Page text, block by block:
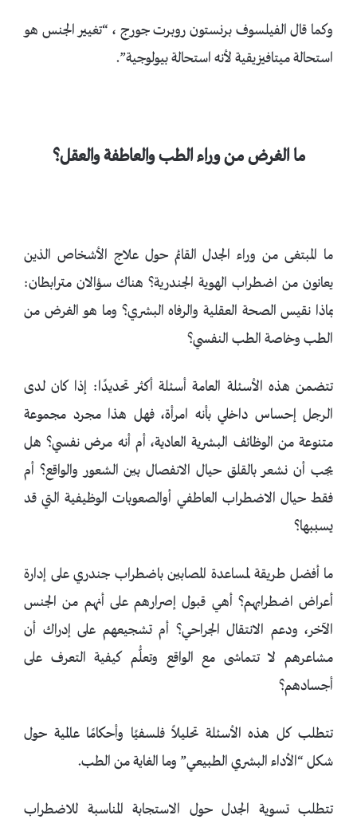
وكما قال الفيلسوف برنستون روبرت جورج ، “تغيير الجنس هو
استحالة ميتافيزيقية لأنه استحالة بيولوجية”.
ما الغرض من وراء الطب والعاطفة والعقل؟
ما المبتغى من وراء الجدل القائم حول علاج الأشخاص الذين
يعانون من اضطراب الهوية الجندرية؟ هناك سؤالان مترابطان:
بماذا نقيس الصحة العقلية والرفاه البشري؟ وما هو الغرض من
الطب وخاصة الطب النفسي؟
تتضمن هذه الأسئلة العامة أسئلة أكثر تحديدًا: إذا كان لدى
الرجل إحساس داخلي بأنه امرأة، فهل هذا مجرد مجموعة
متنوعة من الوظائف البشرية العادية، أم أنه مرض نفسي؟ هل
يجب أن نشعر بالقلق حيال الانفصال بين الشعور والواقع؟ أم
فقط حيال الاضطراب العاطفي أوالصعوبات الوظيفية التي قد
يسببها؟
ما أفضل طريقة لمساعدة المصابين باضطراب جندري على إدارة
أعراض اضطرابهم؟ أهي قبول إصرارهم على أنهم من الجنس
الآخر، ودعم الانتقال الجراحي؟ أم تشجيعهم على إدراك أن
مشاعرهم لا تتماشى مع الواقع وتعلُّم كيفية التعرف على
أجسادهم؟
تتطلب كل هذه الأسئلة تحليلاً فلسفيًا وأحكامًا عالمية حول
شكل “الأداء البشري الطبيعي” وما الغاية من الطب.
تتطلب تسوية الجدل حول الاستجابة المناسبة للاضطراب